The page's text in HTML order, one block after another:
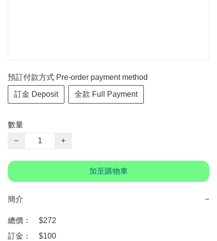
預訂付款方式 Pre-order payment method
訂金 Deposit 全款 Full Payment
數量
−
+
加至購物車
簡介 −
總價：　$272
訂金：　$100